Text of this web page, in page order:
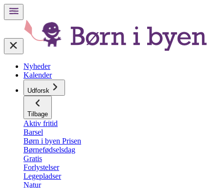
Nyheder
Kalender
Udforsk
Tilbage
Aktiv fritid
Barsel
Børn i byen Prisen
Børnefødselsdag
Gratis
Forlystelser
Legepladser
Natur